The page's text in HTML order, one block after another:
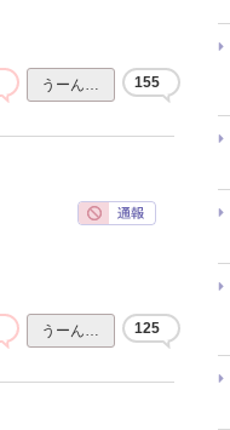
うーん… 155
うーん… 125